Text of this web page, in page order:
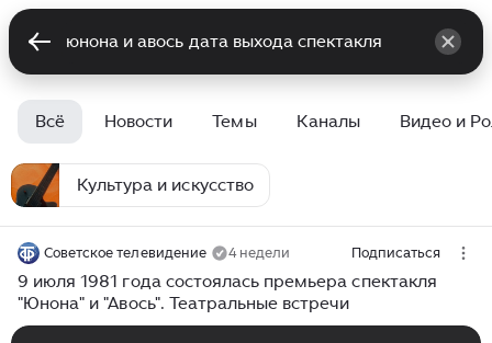
Всё Новости Темы Каналы Видео и
Культура и искусство
Советское телевидение 4 недели Подписаться
9 июля 1981 года состоялась премьера спектакля
"Юнона" и "Авось". Театральные встречи